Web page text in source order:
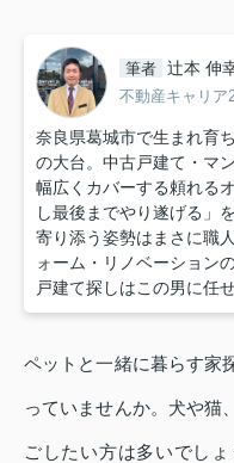
筆者 辻本 伸
不動産キャリア
奈良県葛城市で生まれ育
の大台。中古戸建て・マ
幅広くカバーする頼れる
し最後までやり遂げる」
寄り添う姿勢はまさに職
ォーム・リノベーション
戸建て探しはこの男に任
ペットと一緒に暮らす家
っていませんか。犬や猫
ごしたい方は多いでし